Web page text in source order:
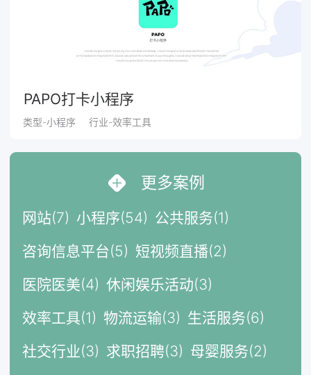
PAPO打卡小程序
类型-小程序 行业-效率工具
更多案例
网站(7) 小程序(54) 公共服务(1)
咨询信息平台(5) 短视频直播(2)
医院医美(4) 休闲娱乐活动(3)
效率工具(1) 物流运输(3) 生活服务(6)
社交行业(3) 求职招聘(3) 母婴服务(2)